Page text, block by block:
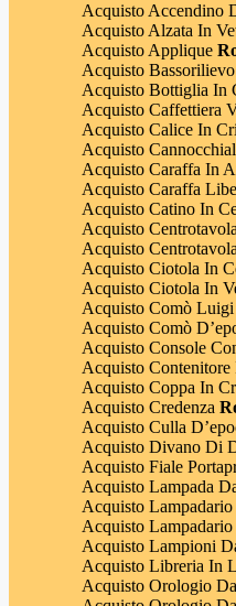
Acquisto Accendino
Acquisto Alzata In
Acquisto Applique
Acquisto
Acquisto Bottiglia In
Acquisto Caffettiera
Acquisto Calice In
Acquisto
Acquisto Caraffa In
Acquisto Caraffa
Acquisto Catino In
Acquisto
Acquisto
Acquisto Ciotola In
Acquisto Ciotola In
Acquisto Comò
Acquisto Comò
Acquisto Console
Acquisto Contenitore
Acquisto Coppa In
Acquisto Credenza
Acquisto Culla
Acquisto Divano Di
Acquisto Fiale
Acquisto Lampada
Acquisto
Acquisto
Acquisto Lampioni
Acquisto Libreria In
Acquisto Orologio